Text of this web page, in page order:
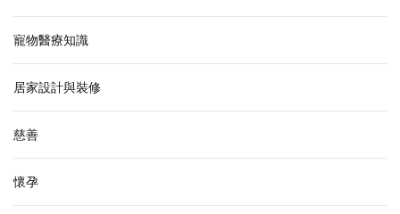
寵物醫療知識
居家設計與裝修
慈善
懷孕